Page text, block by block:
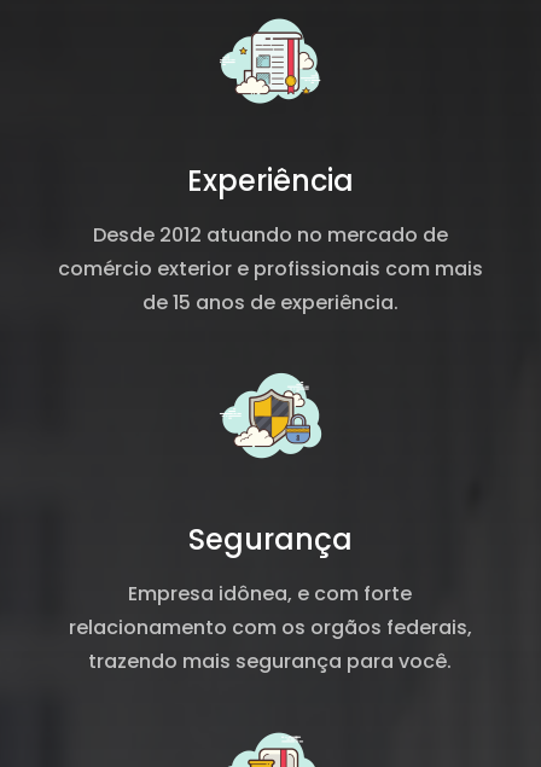
Experiência
Desde 2012 atuando no mercado de
comércio exterior e profissionais com mais
de 15 anos de experiência.
Segurança
Empresa idônea, e com forte
relacionamento com os orgãos federais,
trazendo mais segurança para você.